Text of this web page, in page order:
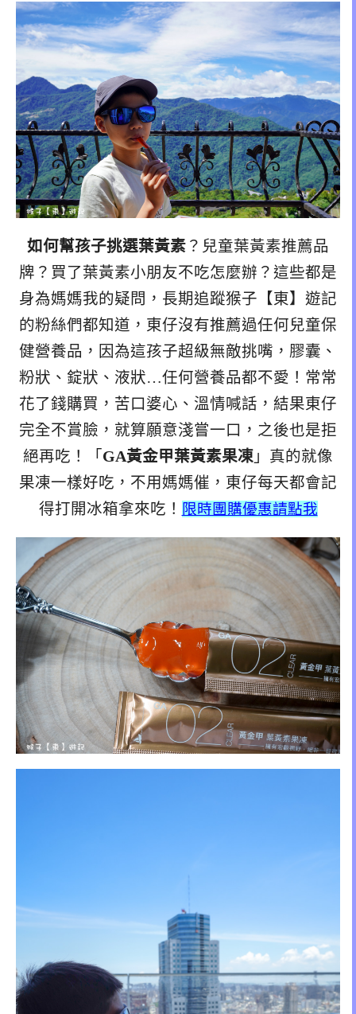
如何幫孩子挑選葉黃素 ？兒童葉黃素推薦品
牌？買了葉黃素小朋友不吃怎麼辦？這些都是
身為媽媽我的疑問，長期追蹤猴子【東】遊記
的粉絲們都知道，東仔沒有推薦過任何兒童保
健營養品，因為這孩子超級無敵挑嘴，膠囊、
粉狀、錠狀、液狀…任何營養品都不愛！常常
花了錢購買，苦口婆心、溫情喊話，結果東仔
完全不賞臉，就算願意淺嘗一口，之後也是拒
絕再吃！「 GA黃金甲葉黃素果凍 」真的就像
果凍一樣好吃，不用媽媽催，東仔每天都會記
得打開冰箱拿來吃！ 限時團購優惠請點我